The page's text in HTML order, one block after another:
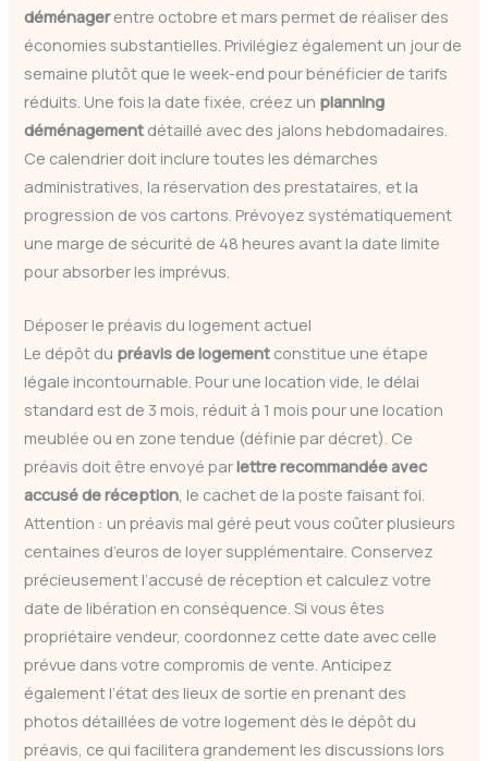
déménagerentre octobre et mars permet de réaliser des
économies substantielles. Privilégiez également un jour de
semaine plutôt que le week-end pour bénéficier de tarifs
réduits. Une fois la date fixée, créez un planning
déménagement détaillé avec des jalons hebdomadaires.
Ce calendrier doit inclure toutes les démarches
administratives, la réservation des prestataires, et la
progression de vos cartons. Prévoyez systématiquement
une marge de sécurité de 48 heures avant la date limite
pour absorber les imprévus.
Déposer le préavis du logement actuel
Le dépôt du préavis de logement constitue une étape
légale incontournable. Pour une location vide, le délai
standard est de 3 mois, réduit à 1 mois pour une location
meublée ou en zone tendue (définie par décret). Ce
préavis doit être envoyé parlettre recommandée avec
accusé de réception , le cachet de la poste faisant foi.
Attention : un préavis mal géré peut vous coûter plusieurs
centaines d’euros de loyer supplémentaire. Conservez
précieusement l’accusé de réception et calculez votre
date de libération en conséquence. Si vous êtes
propriétaire vendeur, coordonnez cette date avec celle
prévue dans votre compromis de vente. Anticipez
également l’état des lieux de sortie en prenant des
photos détaillées de votre logement dès le dépôt du
préavis, ce qui facilitera grandement les discussions lors